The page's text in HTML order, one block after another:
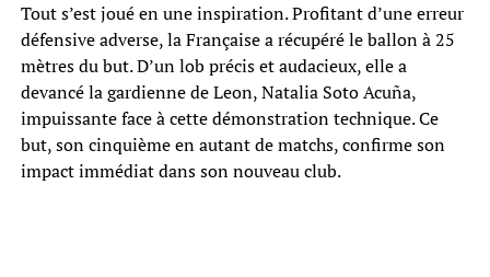
Tout s’est joué en une inspiration. Profitant d’une erreur
défensive adverse, la Française a récupéré le ballon à 25
mètres du but. D’un lob précis et audacieux, elle a
devancé la gardienne de Leon, Natalia Soto Acuña,
impuissante face à cette démonstration technique. Ce
but, son cinquième en autant de matchs, confirme son
impact immédiat dans son nouveau club.